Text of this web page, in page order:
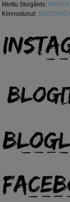
Minttu Storgårds:
Kiinnostunut: MEISTÄKÖ